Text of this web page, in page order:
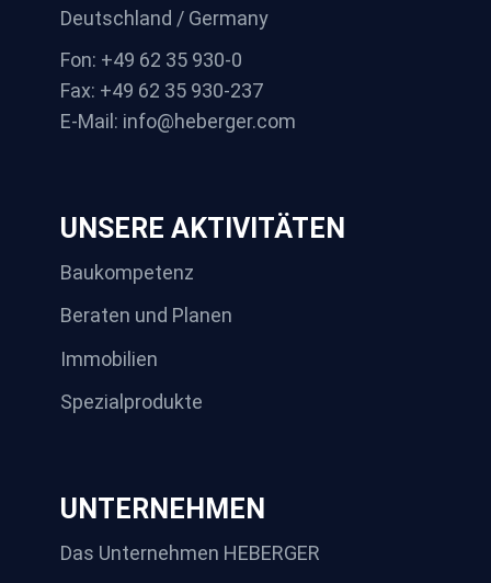
Deutschland / Germany
Fon: +49 62 35 930-0
Fax: +49 62 35 930-237
E-Mail: info@heberger.com
UNSERE AKTIVITÄTEN
Baukompetenz
Beraten und Planen
Immobilien
Spezialprodukte
UNTERNEHMEN
Das Unternehmen HEBERGER